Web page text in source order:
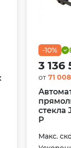
-10%
3 136
от 71
стекла
P
Макс.